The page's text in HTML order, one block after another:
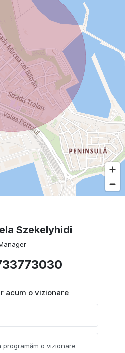
Szekelyhidi
acum o vizionare